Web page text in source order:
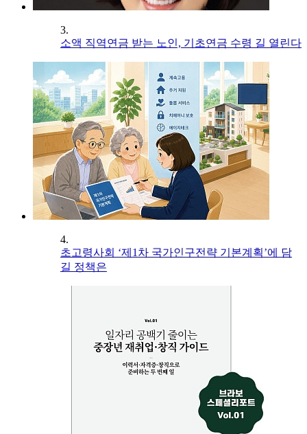
3.
소액 직역연금 받는 노인, 기초연금 수령 길 열린다
4.
초고령사회 ‘제1차 국가인구전략 기본계획’에 담
길 정책은